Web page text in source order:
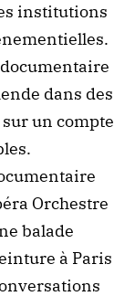
institutions
dans des
un compte
Orchestre
balade
à Paris